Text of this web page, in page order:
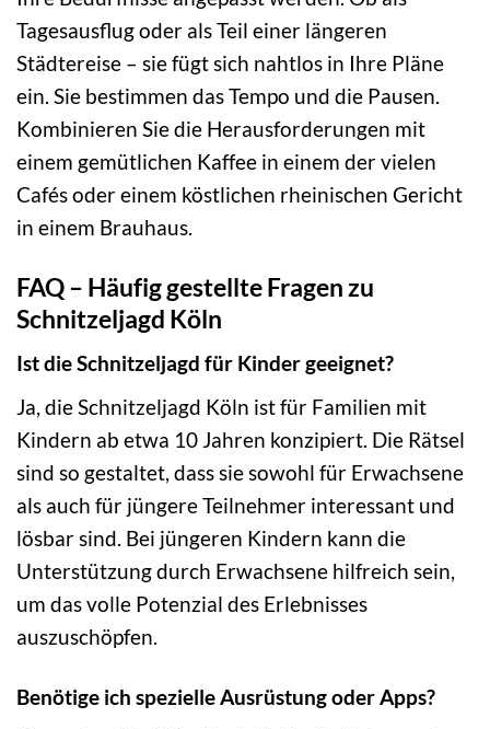
Tagesausflug oder als Teil einer längeren
Städtereise – sie fügt sich nahtlos in Ihre Pläne
ein. Sie bestimmen das Tempo und die Pausen.
Kombinieren Sie die Herausforderungen mit
einem gemütlichen Kaffee in einem der vielen
Cafés oder einem köstlichen rheinischen Gericht
in einem Brauhaus.
FAQ – Häufig gestellte Fragen zu
Schnitzeljagd Köln
Ist die Schnitzeljagd für Kinder geeignet?
Ja, die Schnitzeljagd Köln ist für Familien mit
Kindern ab etwa 10 Jahren konzipiert. Die Rätsel
sind so gestaltet, dass sie sowohl für Erwachsene
als auch für jüngere Teilnehmer interessant und
lösbar sind. Bei jüngeren Kindern kann die
Unterstützung durch Erwachsene hilfreich sein,
um das volle Potenzial des Erlebnisses
auszuschöpfen.
Benötige ich spezielle Ausrüstung oder Apps?